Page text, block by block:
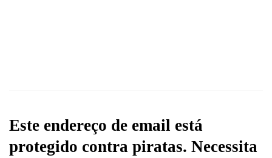
Este endereço de email está
protegido contra piratas. Necessita